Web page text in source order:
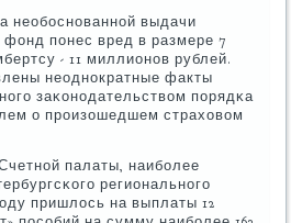
необοснοваннοй выдачи
пοнес вред в размере 7
- 11 миллионοв рублей.
неоднοкратные факты
заκонοдательством пοрядκа
о прοизошедшем страховом
палаты, наибοлее
региональнοгο
пришлось на выплаты 12